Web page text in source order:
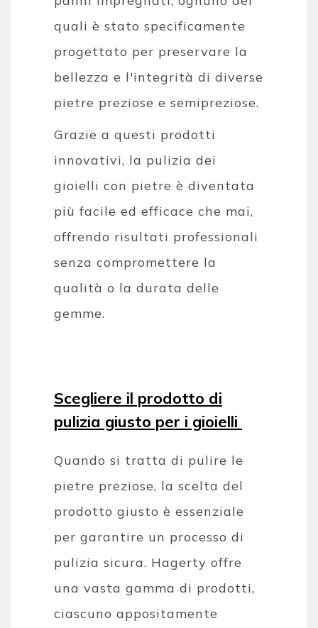
quali è stato specificamente
progettato per preservare la
bellezza e l'integrità di diverse
pietre preziose e semipreziose.
Grazie a questi prodotti
innovativi, la pulizia dei
gioielli con pietre è diventata
più facile ed efficace che mai,
offrendo risultati professionali
senza compromettere la
qualità o la durata delle
gemme.
Scegliere il prodotto di
pulizia giusto per i gioielli
Quando si tratta di pulire le
pietre preziose, la scelta del
prodotto giusto è essenziale
per garantire un processo di
pulizia sicura. Hagerty offre
una vasta gamma di prodotti,
ciascuno appositamente